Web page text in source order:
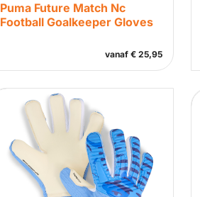
Puma Future Match Nc
Football Goalkeeper Gloves
vanaf € 25,95